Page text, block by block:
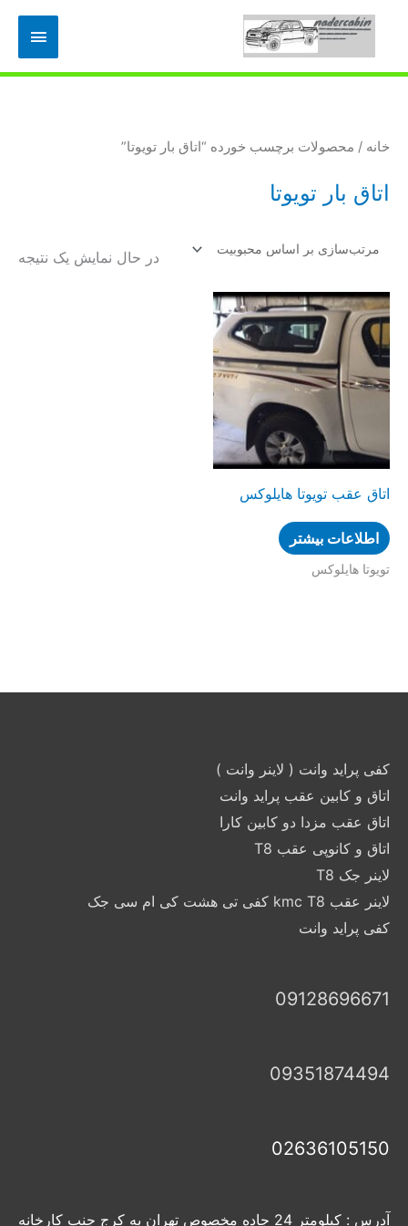
اصلی
خانه / محصولات برچسب خورده “اتاق بار تویوتا”
اتاق بار تویوتا
در حال نمایش یک نتیجه
اتاق عقب تویوتا هایلوکس
اطلاعات بیشتر
تویوتا هایلوکس
کفی پراید وانت ( لاینر وانت )
اتاق و کابین عقب پراید وانت
اتاق عقب مزدا دو کابین کارا
اتاق و کانوپی عقب T8
لاینر جک T8
لاینر عقب kmc T8 کفی تی هشت کی ام سی جک
کفی پراید وانت
09128696671
09351874494
02636105150
آدرس : کیلومتر 24 جاده مخصوص تهران به کرج جنب کارخانه